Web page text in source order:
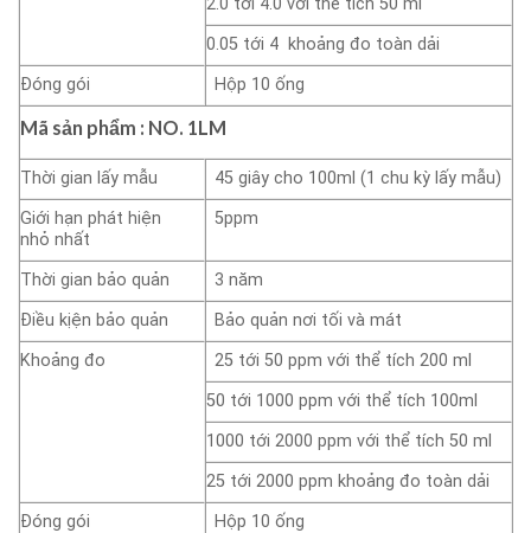
2.0 tới 4.0 với thể tích 50 ml
0.05 tới 4 khoảng đo toàn dải
Đóng gói
Hộp 10 ống
Mã sản phẩm : NO. 1LM
Thời gian lấy mẫu
45 giây cho 100ml (1 chu kỳ lấy mẫu)
Giới hạn phát hiện
nhỏ nhất
5ppm
Thời gian bảo quản
3 năm
Điều kịện bảo quản
Bảo quản nơi tối và mát
Khoảng đo
25 tới 50 ppm với thể tích 200 ml
50 tới 1000 ppm với thể tích 100ml
1000 tới 2000 ppm với thể tích 50 ml
25 tới 2000 ppm khoảng đo toàn dải
Đóng gói
Hộp 10 ống